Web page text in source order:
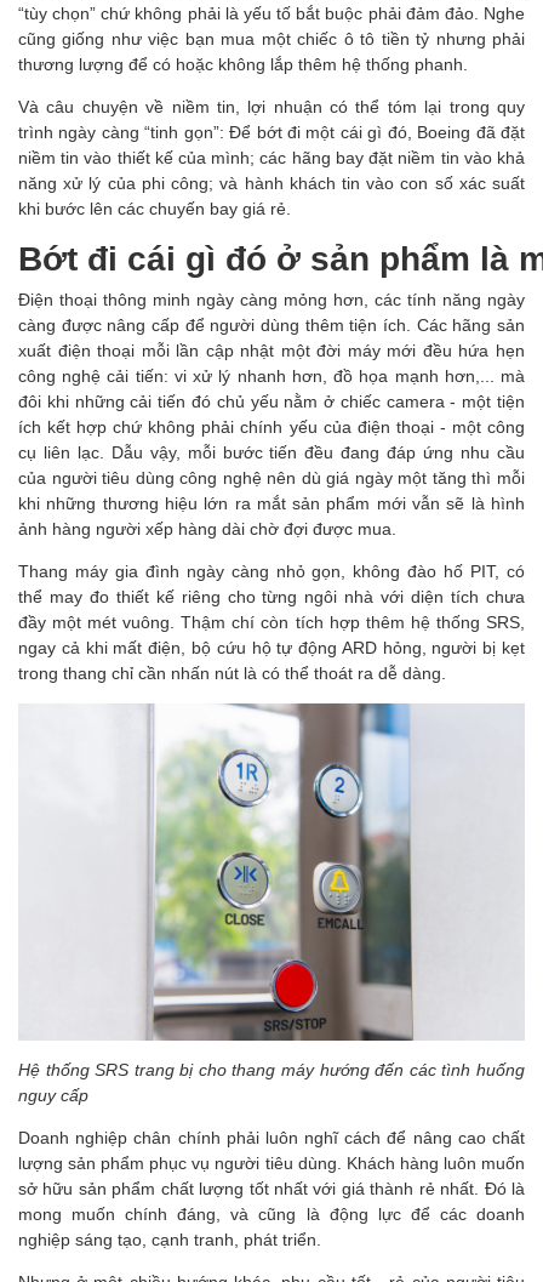
“tùy chọn” chứ không phải là yếu tố bắt buộc phải đảm đảo. Nghe
cũng giống như việc bạn mua một chiếc ô tô tiền tỷ nhưng phải
thương lượng để có hoặc không lắp thêm hệ thống phanh.
Và câu chuyện về niềm tin, lợi nhuận có thể tóm lại trong quy
trình ngày càng “tinh gọn”: Để bớt đi một cái gì đó, Boeing đã đặt
niềm tin vào thiết kế của mình; các hãng bay đặt niềm tin vào khả
năng xử lý của phi công; và hành khách tin vào con số xác suất
khi bước lên các chuyến bay giá rẻ.
Bớt đi cái gì đó ở sản phẩm là
Điện thoại thông minh ngày càng mỏng hơn, các tính năng ngày
càng được nâng cấp để người dùng thêm tiện ích. Các hãng sản
xuất điện thoại mỗi lần cập nhật một đời máy mới đều hứa hẹn
công nghệ cải tiến: vi xử lý nhanh hơn, đồ họa mạnh hơn,... mà
đôi khi những cải tiến đó chủ yếu nằm ở chiếc camera - một tiện
ích kết hợp chứ không phải chính yếu của điện thoại - một công
cụ liên lạc. Dẫu vậy, mỗi bước tiến đều đang đáp ứng nhu cầu
của người tiêu dùng công nghệ nên dù giá ngày một tăng thì mỗi
khi những thương hiệu lớn ra mắt sản phẩm mới vẫn sẽ là hình
ảnh hàng người xếp hàng dài chờ đợi được mua.
Thang máy gia đình ngày càng nhỏ gọn, không đào hố PIT, có
thể may đo thiết kế riêng cho từng ngôi nhà với diện tích chưa
đầy một mét vuông. Thậm chí còn tích hợp thêm hệ thống SRS,
ngay cả khi mất điện, bộ cứu hộ tự động ARD hỏng, người bị kẹt
trong thang chỉ cần nhấn nút là có thể thoát ra dễ dàng.
Hệ thống SRS trang bị cho thang máy hướng đến các tình huống
nguy cấp
Doanh nghiệp chân chính phải luôn nghĩ cách để nâng cao chất
lượng sản phẩm phục vụ người tiêu dùng. Khách hàng luôn muốn
sở hữu sản phẩm chất lượng tốt nhất với giá thành rẻ nhất. Đó là
mong muốn chính đáng, và cũng là động lực để các doanh
nghiệp sáng tạo, cạnh tranh, phát triển.